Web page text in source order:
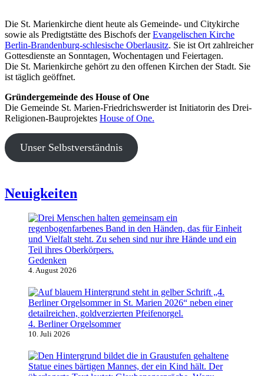
Die St. Marienkirche dient heute als Gemeinde- und Citykirche
sowie als Predigtstätte des Bischofs derEvangelischen Kirche
Berlin-Brandenburg-schlesische Oberlausitz. Sie ist Ort zahlreicher
Gottesdienste an Sonntagen, Wochentagen und Feiertagen.
Die St. Marienkirche gehört zu den offenen Kirchen der Stadt. Sie
ist täglich geöffnet.
Gründergemeinde des House of One
Die Gemeinde St. Marien-Friedrichswerder ist Initiatorin des Drei-
Religionen-Bauprojektes House of One.
Unser Selbstverständnis
Neuigkeiten
Gedenken
4. August 2026
4. Berliner Orgelsommer
10. Juli 2026